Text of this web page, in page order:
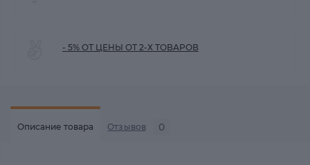
- 5% ОТ ЦЕНЫ ОТ 2-Х ТОВАРОВ
Описание товара Отзывов 0